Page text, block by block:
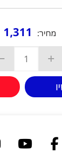
מחיר: 1,311